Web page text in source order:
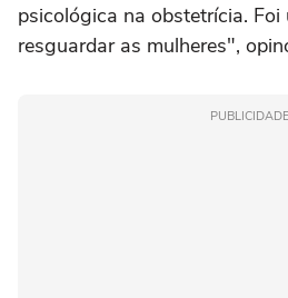
psicológica na obstetrícia.
resguardar as mulheres",
PUBLICIDADE